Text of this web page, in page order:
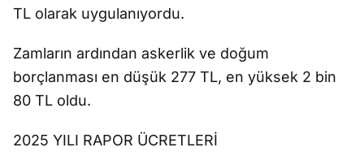
TL olarak uygulanıyordu.
Zamların ardından askerlik ve doğum
borçlanması en düşük 277 TL, en yüksek 2 bin
80 TL oldu.
2025 YILI RAPOR ÜCRETLERİ